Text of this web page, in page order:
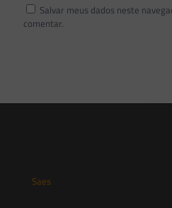
Salvar meus dados neste
comentar.
Saes